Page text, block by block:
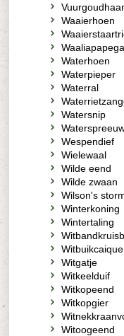
Waaierhoen
Waterhoen
Waterpieper
Waterral
Watersnip
Wespendief
Wielewaal
Wilde eend
Wilde zwaan
Wilson's
Winterkoning
Wintertaling
Witbuikcaique
Witgatje
Witkeelduif
Witkopeend
Witkopgier
Witoogeend